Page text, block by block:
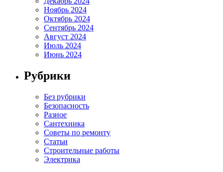
Ноябрь 2024
Октябрь 2024
Сентябрь 2024
Август 2024
Июль 2024
Июнь 2024
Рубрики
Без рубрики
Безопасность
Разное
Сантехника
Советы по ремонту
Статьи
Строительные работы
Электрика